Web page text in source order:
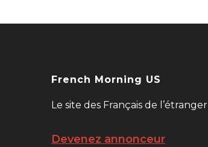
French Morning US
Le site des Français de l’étranger
Devenez annonceur